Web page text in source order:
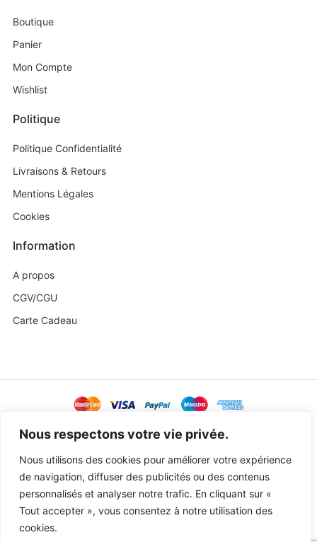
Nous respectons votre vie privée.
Nous utilisons des cookies pour améliorer votre expérience
de navigation, diffuser des publicités ou des contenus
personnalisés et analyser notre trafic. En cliquant sur «
Tout accepter », vous consentez à notre utilisation des
cookies.
Boutique
Panier
Mon Compte
Wishlist
Politique
Politique Confidentialité
Livraisons & Retours
Mentions Légales
Cookies
Information
A propos
CGV/CGU
Carte Cadeau
@ Copyright 2023 Baby Sweetness byAgence Exoa